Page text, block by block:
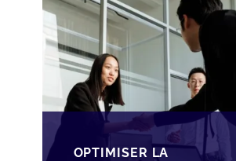
SOPARFI
OPTIMISER LA